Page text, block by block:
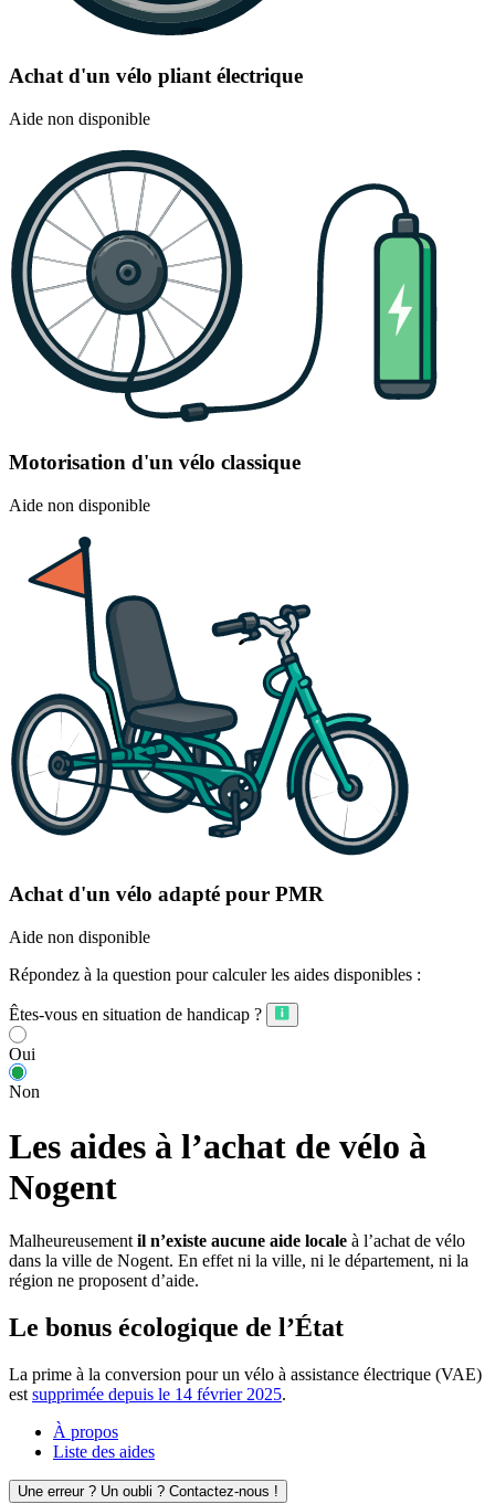
Achat d'un vélo pliant électrique
Aide non disponible
Motorisation d'un vélo classique
Aide non disponible
Achat d'un vélo adapté pour PMR
Aide non disponible
Répondez à la question pour calculer les aides disponibles :
Êtes-vous en situation de handicap ?
Oui
Non
Les aides à l’achat de vélo à
Nogent
Malheureusement il n’existe aucune aide locale à l’achat de vélo
dans la ville de Nogent. En effet ni la ville, ni le département, ni la
région ne proposent d’aide.
Le bonus écologique de l’État
La prime à la conversion pour un vélo à assistance électrique (VAE)
est supprimée depuis le 14 février 2025.
À propos
Liste des aides
Une erreur ? Un oubli ? Contactez-nous !